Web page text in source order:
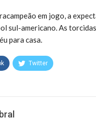
em jogo, a
sul-americano. As
para casa.
Twitter